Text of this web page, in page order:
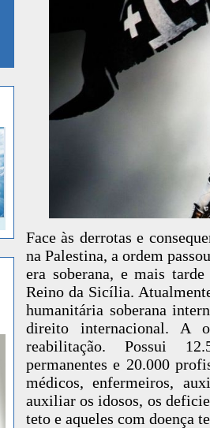
Face às derrotas e
na Palestina, a ordem
era soberana, e mais
Reino da Sicília.
humanitária soberana
direito internacional. A
reabilitação. Possui
permanentes e 20.000
médicos, enfermeiros,
auxiliar os idosos, os
teto e aqueles com doença